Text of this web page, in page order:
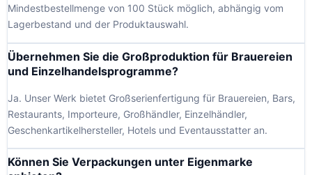
Mindestbestellmenge von 100 Stück möglich, abhängig vom
Lagerbestand und der Produktauswahl.
Übernehmen Sie die Großproduktion für Brauereien
und Einzelhandelsprogramme?
Ja. Unser Werk bietet Großserienfertigung für Brauereien, Bars,
Restaurants, Importeure, Großhändler, Einzelhändler,
Geschenkartikelhersteller, Hotels und Eventausstatter an.
Können Sie Verpackungen unter Eigenmarke